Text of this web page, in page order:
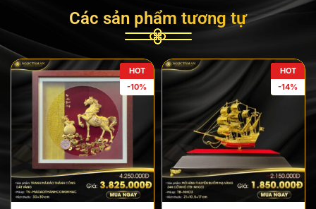
Các sản phẩm tương tự
HOT
-10%
HOT
-14%